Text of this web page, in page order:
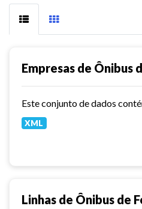
Empresas de Ônibus
XML
Linhas de Ônibus de